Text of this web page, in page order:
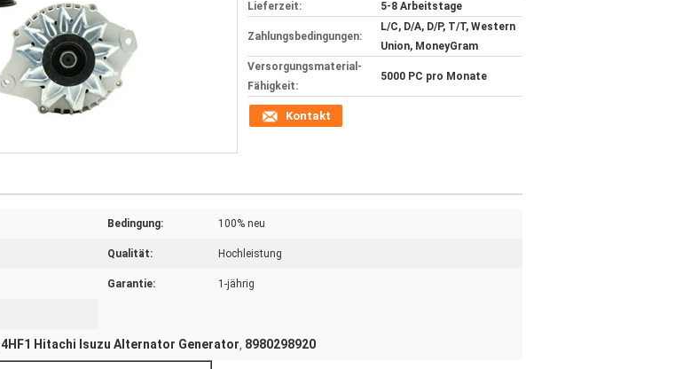
Lieferzeit: 5-8 Arbeitstage
Zahlungsbedingungen:
L/C, D/A, D/P, T/T, Western
Union, MoneyGram
Versorgungsmaterial-
Fähigkeit:
5000 PC pro Monate
Kontakt
Bedingung: 100% neu
Qualität: Hochleistung
Garantie: 1-jährig
4HF1 Hitachi Isuzu Alternator Generator, 8980298920